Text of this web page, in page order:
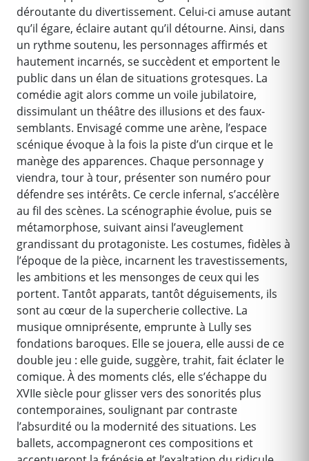
déroutante du divertissement. Celui-ci amuse autant
qu’il égare, éclaire autant qu’il détourne. Ainsi, dans
un rythme soutenu, les personnages affirmés et
hautement incarnés, se succèdent et emportent le
public dans un élan de situations grotesques. La
comédie agit alors comme un voile jubilatoire,
dissimulant un théâtre des illusions et des faux-
semblants. Envisagé comme une arène, l’espace
scénique évoque à la fois la piste d’un cirque et le
manège des apparences. Chaque personnage y
viendra, tour à tour, présenter son numéro pour
défendre ses intérêts. Ce cercle infernal, s’accélère
au fil des scènes. La scénographie évolue, puis se
métamorphose, suivant ainsi l’aveuglement
grandissant du protagoniste. Les costumes, fidèles à
l’époque de la pièce, incarnent les travestissements,
les ambitions et les mensonges de ceux qui les
portent. Tantôt apparats, tantôt déguisements, ils
sont au cœur de la supercherie collective. La
musique omniprésente, emprunte à Lully ses
fondations baroques. Elle se jouera, elle aussi de ce
double jeu : elle guide, suggère, trahit, fait éclater le
comique. À des moments clés, elle s’échappe du
XVIIe siècle pour glisser vers des sonorités plus
contemporaines, soulignant par contraste
l’absurdité ou la modernité des situations. Les
ballets, accompagneront ces compositions et